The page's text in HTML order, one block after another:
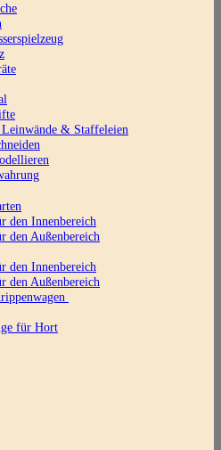
& Staffeleien
den Innenbereich
den Außenbereich
den Innenbereich
den Außenbereich
für Hort